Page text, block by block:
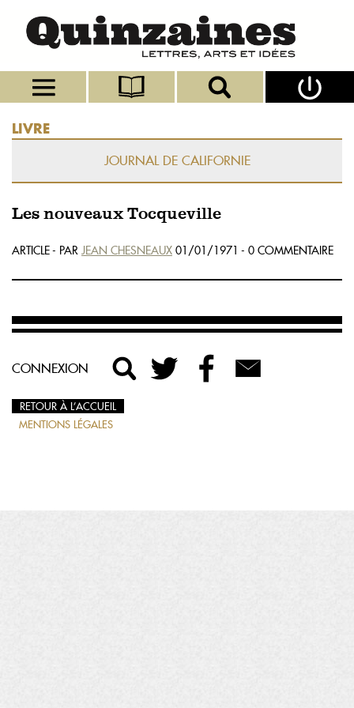
LIVRE
JOURNAL DE CALIFORNIE
Les nouveaux Tocqueville
ARTICLE - PAR JEAN CHESNEAUX 01/01/1971 - 0 COMMENTAIRE
CONNEXION
RETOUR À L’ACCUEIL
MENTIONS LÉGALES